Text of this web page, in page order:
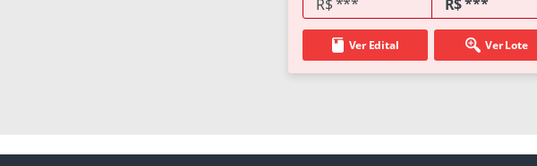
R$ *** R$ ***
Ver Edital Ver Lote